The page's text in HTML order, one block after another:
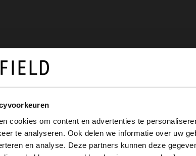
cookies om content en advertenties te
te analyseren. Ook delen we informatie over uw
en analyse. Deze partners kunnen deze
Seite:
It looks like your language isn't